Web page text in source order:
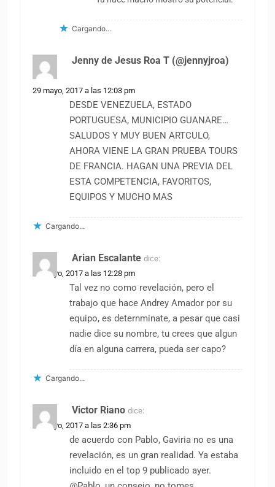
Cargando...
Jenny de Jesus Roa T (@jennyjroa)
dice:
29 mayo, 2017 a las 12:03 pm
DESDE VENEZUELA, ESTADO
PORTUGUESA, MUNICIPIO GUANARE…
SALUDOS Y MUY BUEN ARTCULO,
AHORA VIENE LA GRAN PRUEBA TOURS
DE FRANCIA. HAGAN UNA PREVIA DEL
ESTA COMPETENCIA, FAVORITOS,
EQUIPOS Y MUCHO MAS
Cargando...
Arian Escalante dice:
29 mayo, 2017 a las 12:28 pm
Tal vez no como revelación, pero el
trabajo que hace Andrey Amador por su
equipo, es deternminate, a pesar que casi
nadie dice su nombre, tu crees que algun
día en alguna carrera, pueda ser capo?
Cargando...
Victor Riano dice:
29 mayo, 2017 a las 2:36 pm
de acuerdo con Pablo, Gaviria no es una
revelación, es un gran realidad. Ya estaba
incluido en el top 9 publicado ayer.